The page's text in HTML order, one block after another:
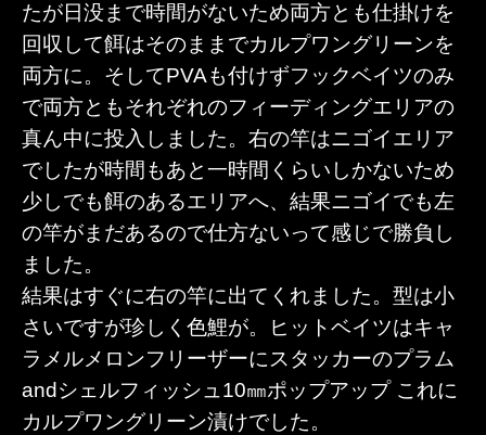
たが日没まで時間がないため両方とも仕掛けを
回収して餌はそのままでカルプワングリーンを
両方に。そしてPVAも付けずフックベイツのみ
で両方ともそれぞれのフィーディングエリアの
真ん中に投入しました。右の竿はニゴイエリア
でしたが時間もあと一時間くらいしかないため
少しでも餌のあるエリアへ、結果ニゴイでも左
の竿がまだあるので仕方ないって感じで勝負し
ました。
結果はすぐに右の竿に出てくれました。型は小
さいですが珍しく色鯉が。ヒットベイツはキャ
ラメルメロンフリーザーにスタッカーのプラム
andシェルフィッシュ10㎜ポップアップ これに
カルプワングリーン漬けでした。